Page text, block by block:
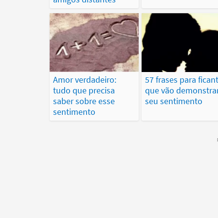
Amor verdadeiro:
tudo que precisa
saber sobre esse
sentimento
57 frases para
que vão
seu sentimento